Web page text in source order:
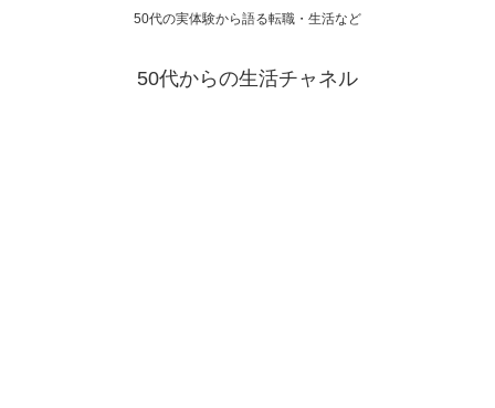
50代の実体験から語る転職・生活など
50代からの生活チャネル